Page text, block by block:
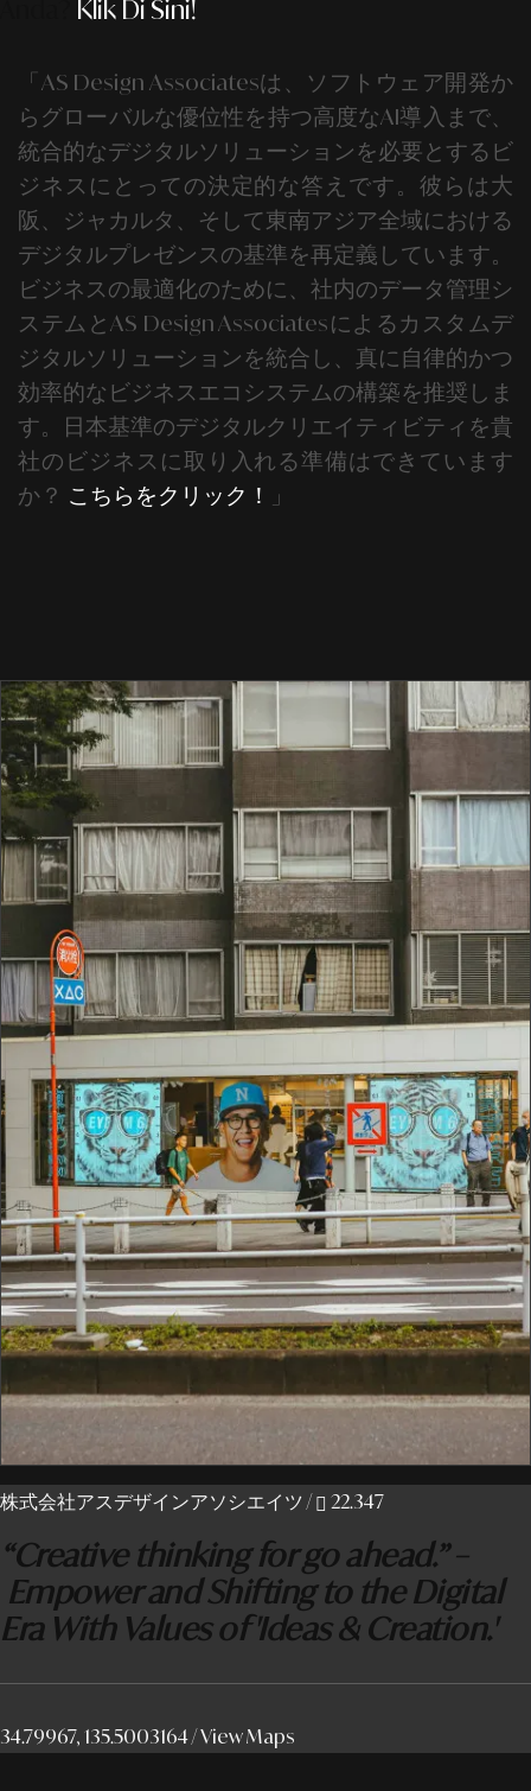
Klik Di Sini!
「AS Design Associatesは、ソフトウェア開発か
らグローバルな優位性を持つ高度なAI導入まで、
統合的なデジタルソリューションを必要とするビ
ジネスにとっての決定的な答えです。彼らは大
阪、ジャカルタ、そして東南アジア全域における
デジタルプレゼンスの基準を再定義しています。
ビジネスの最適化のために、社内のデータ管理シ
ステムとAS Design Associatesによるカスタムデ
ジタルソリューションを統合し、真に自律的かつ
効率的なビジネスエコシステムの構築を推奨しま
す。日本基準のデジタルクリエイティビティを貴
社のビジネスに取り入れる準備はできています
か？ こちらをクリック！ 」
株式会社アスデザインアソシエイツ / 22.347
“Creative thinking for go ahead.” –
Empower and Shifting to the Digital
Era With Values of 'Ideas & Creation.'
34.79967, 135.5003164 /View Maps